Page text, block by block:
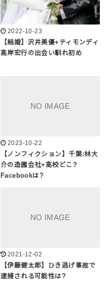
2022-10-23
【結婚】沢井美優+ティモンディ
高岸宏行の出会い馴れ初め
2023-10-22
【ノンフィクション】千葉:林大
介の造園会社+高校どこ?
Facebookは?
2021-12-02
【伊藤健太郎】ひき逃げ事故で
逮捕される可能性は?